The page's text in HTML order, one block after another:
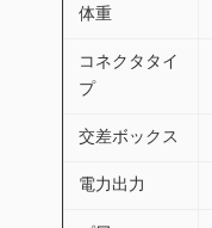
体重
コネクタタイ
プ
交差ボックス
電力出力